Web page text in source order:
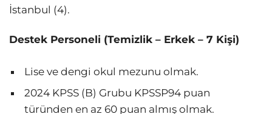
İstanbul (4).
Destek Personeli (Temizlik – Erkek – 7 Kişi)
Lise ve dengi okul mezunu olmak.
2024 KPSS (B) Grubu KPSSP94 puan
türünden en az 60 puan almış olmak.